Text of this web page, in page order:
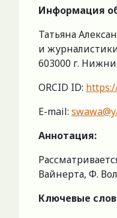
Информация
Татьяна
и
603000 г.
ORCID ID:
E-mail:
Аннотация:
Вайнерта, Ф.
Ключевые